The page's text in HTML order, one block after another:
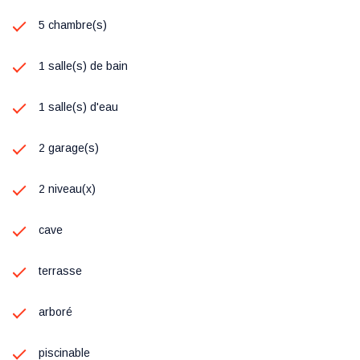
5 chambre(s)
1 salle(s) de bain
1 salle(s) d'eau
2 garage(s)
2 niveau(x)
cave
terrasse
arboré
piscinable